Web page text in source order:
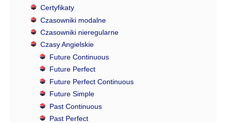
Certyfikaty
Czasowniki modalne
Czasowniki nieregularne
Czasy Angielskie
Future Continuous
Future Perfect
Future Perfect Continuous
Future Simple
Past Continuous
Past Perfect